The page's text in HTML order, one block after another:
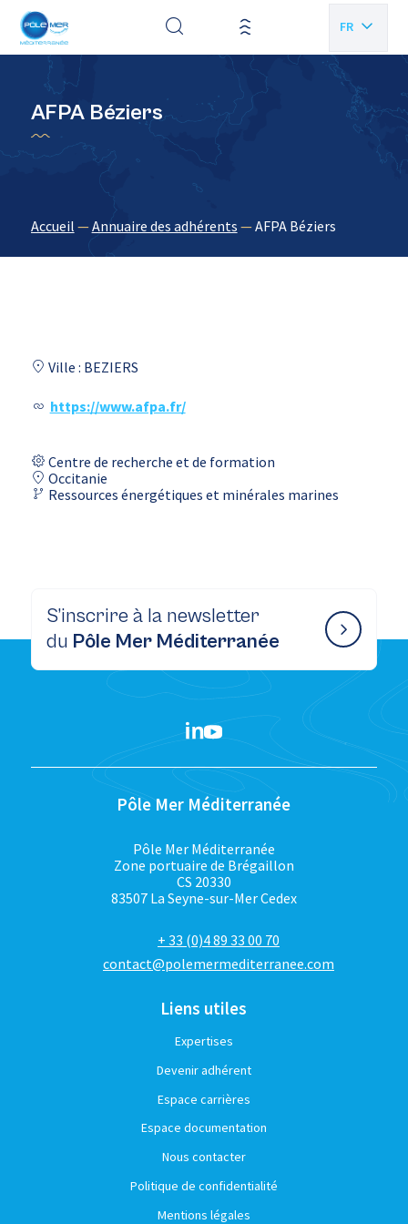
FR
EN
AFPA Béziers
Accueil —Annuaire des adhérents —AFPA Béziers
Ville : BEZIERS
https://www.afpa.fr/
Centre de recherche et de formation
Occitanie
Ressources énergétiques et minérales marines
S’inscrire à la newsletter
du Pôle Mer Méditerranée
Pôle Mer Méditerranée
Pôle Mer Méditerranée
Zone portuaire de Brégaillon
CS 20330
83507 La Seyne-sur-Mer Cedex
+ 33 (0)4 89 33 00 70
contact@polemermediterranee.com
Liens utiles
Expertises
Devenir adhérent
Espace carrières
Espace documentation
Nous contacter
Politique de confidentialité
Mentions légales
Panneau de gestion des cookies